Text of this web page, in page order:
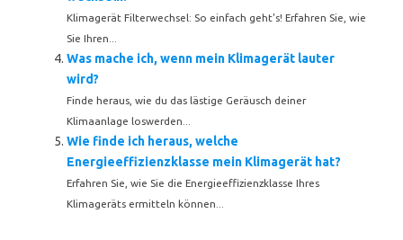
Klimagerät Filterwechsel: So einfach geht's! Erfahren Sie, wie
Sie Ihren...
Was mache ich, wenn mein Klimagerät lauter
wird?
Finde heraus, wie du das lästige Geräusch deiner
Klimaanlage loswerden...
Wie finde ich heraus, welche
Energieeffizienzklasse mein Klimagerät hat?
Erfahren Sie, wie Sie die Energieeffizienzklasse Ihres
Klimageräts ermitteln können...